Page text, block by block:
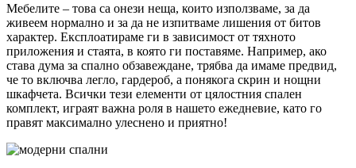
Мебелите – това са онези неща, които използваме, за да
живеем нормално и за да не изпитваме лишения от битов
характер. Експлоатираме ги в зависимост от тяхното
приложения и стаята, в която ги поставяме. Например, ако
става дума за спално обзавеждане, трябва да имаме предвид,
че то включва легло, гардероб, а понякога скрин и нощни
шкафчета. Всички тези елементи от цялостния спален
комплект, играят важна роля в нашето ежедневие, като го
правят максимално улеснено и приятно!